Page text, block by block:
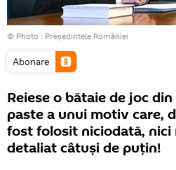
© Photo : Președintele României
Abonare
Reiese o bătaie de joc
paste a unui motiv care,
fost folosit niciodată, nici
detaliat câtuși de puțin!